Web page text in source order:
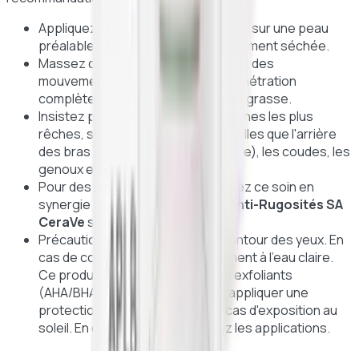
Appliquez généreusement la crème sur une peau
préalablement nettoyée et parfaitement séchée.
Massez délicatement en effectuant des
mouvements circulaires jusqu'à pénétration
complète de la texture riche et non grasse.
Insistez particulièrement sur les zones les plus
rêches, sèches ou granuleuses, telles que l'arrière
des bras (sujets à la kératose pilaire), les coudes, les
genoux et les talons.
Pour des résultats optimaux, utilisez ce soin en
synergie avec le Gel Nettoyant Anti-Rugosités SA
CeraVesous la douche.
Précautions d'emploi :
Évitez le contour des yeux. En
cas de contact, rincez abondamment à l'eau claire.
Ce produit contenant des acides exfoliants
(AHA/BHA), il est recommandé d'appliquer une
protection solaire la journée en cas d'exposition au
soleil. En cas d'irritation, espacez les applications.